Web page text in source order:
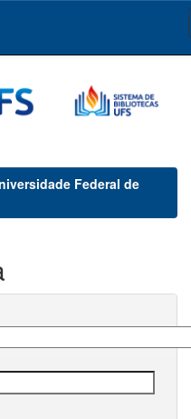
Federal de